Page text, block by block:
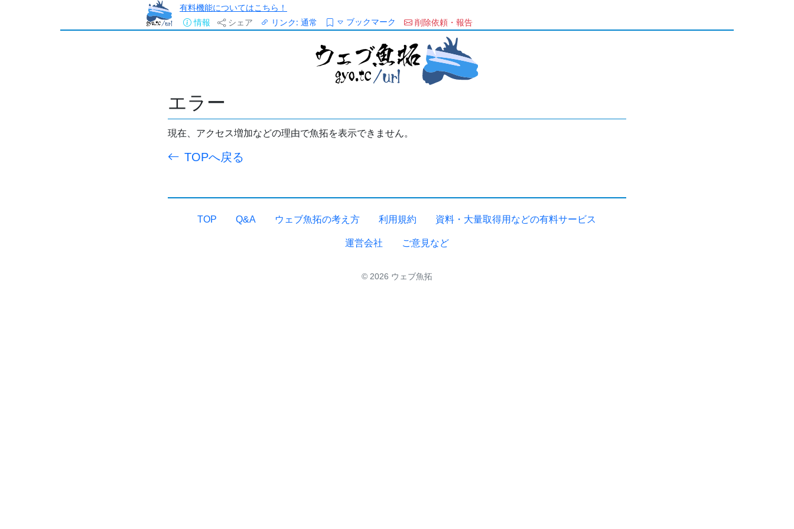
有料機能についてはこちら！
情報
シェア リンク: 通常 ブックマーク 削除依頼・報告